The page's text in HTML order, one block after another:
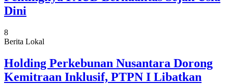
Dini
8
Berita Lokal
Holding Perkebunan Nusantara Dorong
Kemitraan Inklusif, PTPN I Libatkan